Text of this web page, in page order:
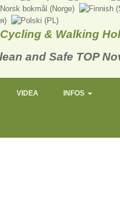
Cycling & Walking
VIDEA INFOS